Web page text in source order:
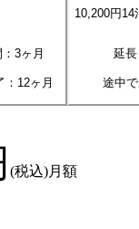
3ヶ月
12ヶ月
10,200円14
延
途中
(税込)月額